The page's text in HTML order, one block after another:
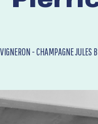
VIGNERON - CHAMPAGNE JULES